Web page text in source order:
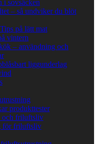
i sovsäcken
– så undviker du blöt
på lätt mat
vintern
– användning och
liggunderlag
produkttester
och friluftsliv
för friluftsliv